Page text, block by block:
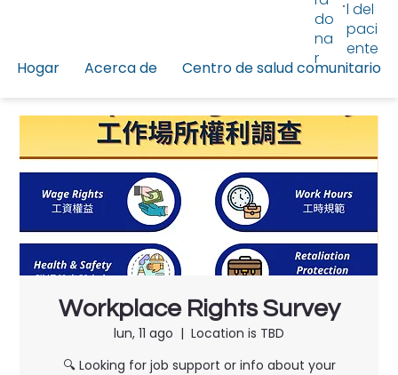
Hogar Acerca de Centro de salud comunitario
do
na
r
l del
paci
ente
Workplace Rights Survey
lun, 11 ago
  |
Location is TBD
🔍 Looking for job support or info about your